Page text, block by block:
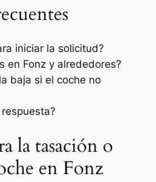
iniciar la solicitud?
en Fonz y alrededores?
baja si el coche no
la tasación o
en Fonz